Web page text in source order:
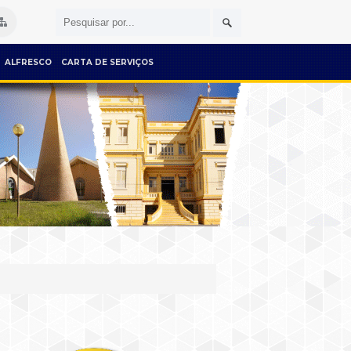
ALFRESCO CARTA DE SERVIÇOS